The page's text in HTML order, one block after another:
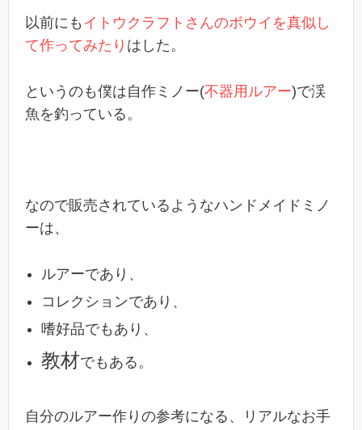
以前にも イトウクラフトさんのボウイを真似し
て作ってみたり はした。
というのも僕は自作ミノー(不器用ルアー)で渓
魚を釣っている。
なので販売されているようなハンドメイドミノ
ーは、
ルアーであり、
コレクションであり、
嗜好品でもあり、
教材でもある。
自分のルアー作りの参考になる、リアルなお手